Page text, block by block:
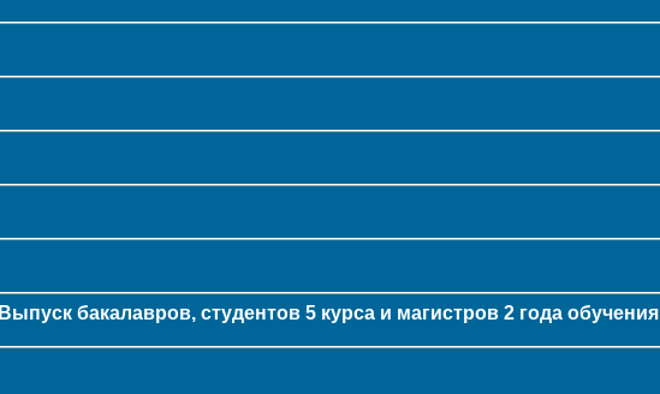
Выпуск бакалавров, студентов 5 курса и магистров 2 года обучения